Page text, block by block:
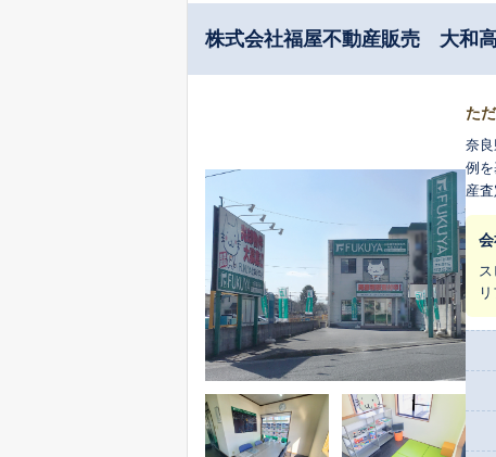
株式会社福屋不動産販売 大和
た
奈
例
産
検